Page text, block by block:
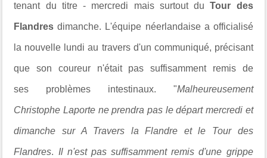
tenant du titre - mercredi mais surtout duTour des
Flandres dimanche. L'équipe néerlandaise a officialisé
la nouvelle lundi au travers d'un communiqué, précisant
que son coureur n'était pas suffisamment remis de
ses problèmes intestinaux. "Malheureusement
Christophe Laporte ne prendra pas le départ mercredi et
dimanche sur A Travers la Flandre et le Tour des
Flandres. Il n'est pas suffisamment remis d'une grippe